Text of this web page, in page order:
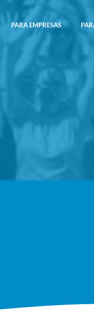
PARA EMPRESAS